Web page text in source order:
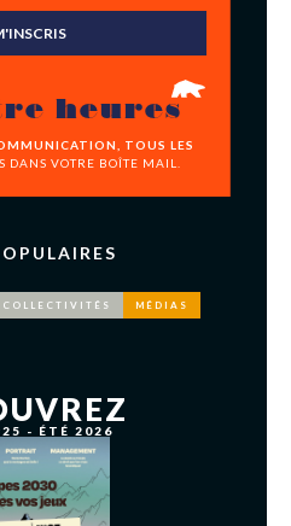
heures
TOUS LES
DANS VOTRE BOÎTE MAIL.
COLLECTIVITÉS MÉDIAS
- ÉTÉ 2026